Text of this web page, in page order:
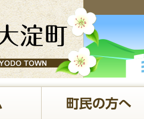
町民の方へ